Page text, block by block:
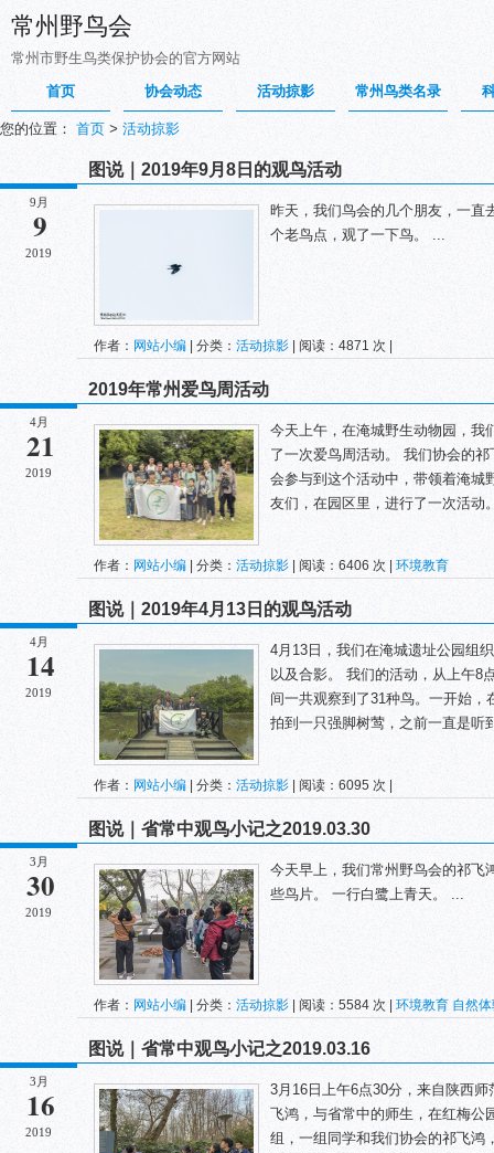
常州野鸟会
常州市野生鸟类保护协会的官方网站
首页
协会动态 活动掠影 常州鸟类名录
您的位置： 首页 > 活动掠影
9月
9
2019
图说｜2019年9月8日的观鸟活动
昨天，我们鸟会的几个朋友，一直
个老鸟点，观了一下鸟。 ...
作者： 网站小编 | 分类： 活动掠影 | 阅读：4871 次 |
4月
21
2019
2019年常州爱鸟周活动
今天上午，在淹城野生动物园，我
了一次爱鸟周活动。 我们协会的
会参与到这个活动中，带领着淹城
友们，在园区里，进行了一次活动
作者： 网站小编 | 分类： 活动掠影 | 阅读：6406 次 | 环境教育
4月
14
2019
图说｜2019年4月13日的观鸟活动
4月13日，我们在淹城遗址公园组
以及合影。 我们的活动，从上午8
间一共观察到了31种鸟。一开始
拍到一只强脚树莺，之前一直是听
作者： 网站小编 | 分类： 活动掠影 | 阅读：6095 次 |
3月
30
2019
图说｜省常中观鸟小记之2019.03.30
今天早上，我们常州野鸟会的祁飞
些鸟片。 一行白鹭上青天。 ...
作者： 网站小编 | 分类： 活动掠影 | 阅读：5584 次 | 环境教育 自然
3月
16
2019
图说｜省常中观鸟小记之2019.03.16
3月16日上午6点30分，来自陕西
飞鸿，与省常中的师生，在红梅公
组，一组同学和我们协会的祁飞鸿